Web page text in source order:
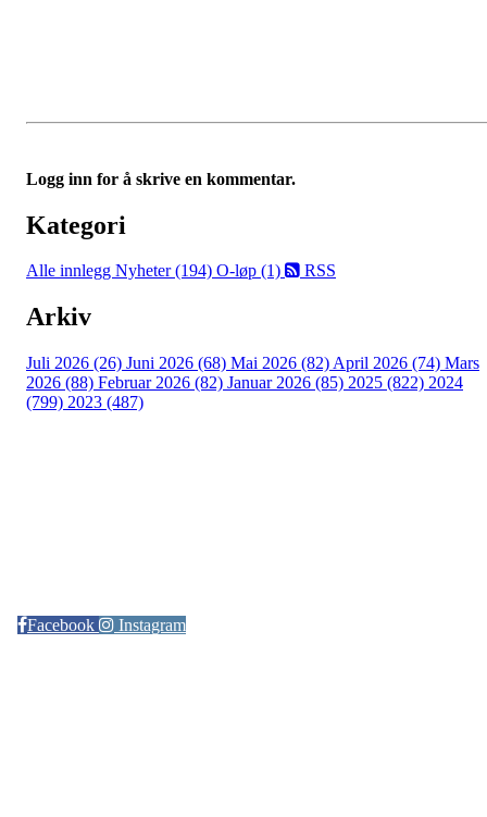
Logg inn for å skrive en kommentar.
Kategori
Alle innlegg Nyheter (194) O-løp (1) RSS
Arkiv
Juli 2026 (26) Juni 2026 (68) Mai 2026 (82) April 2026 (74) Mars
2026 (88) Februar 2026 (82) Januar 2026 (85) 2025 (822) 2024
(799) 2023 (487)
Facebook Instagram